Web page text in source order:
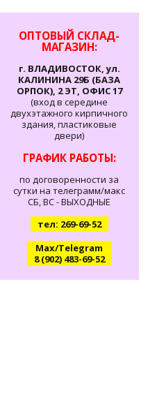
ОПТОВЫЙ СКЛАД-
МАГАЗИН:
г. ВЛАДИВОСТОК, ул.
КАЛИНИНА 29Б (БАЗА
ОРПОК), 2 ЭТ, ОФИС 17
(вход в середине
двухэтажного кирпичного
здания, пластиковые
двери)
ГРАФИК РАБОТЫ:
по договоренности за
сутки на телеграмм/макс
СБ, ВС - ВЫХОДНЫЕ
тел: 269-69-52
Max/Telegram
8 (902) 483-69-52